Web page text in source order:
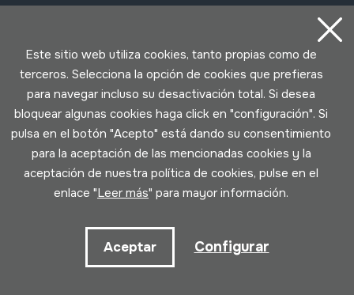
943 493 578
soinuenea@soinuenea.eus
Tornola kalea, 6 - 20180 OIARTZUN
Ver en Google Maps
Flickr
Contacto
Este sitio web utiliza cookies, tanto propias como de
terceros. Selecciona la opción de cookies que prefieras
para navegar incluso su desactivación total. Si desea
bloquear algunas cookies haga click en "configuración". Si
pulsa en el botón "Acepto" está dando su consentimiento
para la aceptación de las mencionadas cookies y la
aceptación de nuestra política de cookies, pulse en el
enlace "Leer más" para mayor información.
Aceptar Configurar